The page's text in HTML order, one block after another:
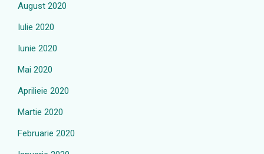
August 2020
Iulie 2020
Iunie 2020
Mai 2020
Aprilieie 2020
Martie 2020
Februarie 2020